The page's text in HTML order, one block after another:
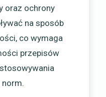
oraz ochrony
na sposób
co wymaga
przepisów